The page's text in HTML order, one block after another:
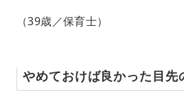
（39歳／保育士）
やめておけば良かった目先